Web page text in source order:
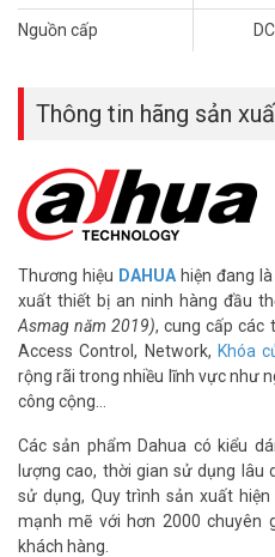
vào ban đêm, giúp bạn dễ dàng
Camera HDCVI DAHUA DH-HAC-
động ổn định ở cả trong nhà và
Ứng dụng lắp đặt phù
Camera DAHUA DH-HAC-
cho nhiều loại công trình nhờ
việt của nó. Dưới đây là một số
phù hợp:
– Nhà riêng, biệt thự: Camera
của bạn, bảo vệ gia đình và tài
– Căn hộ chung cư: Giám sát
vực chung khác, đảm bảo an ninh
– Cửa hàng, shop: Giám sát
viên, và bảo vệ tài sản khỏi trộm
– Văn phòng, công ty: Giám sát
Nguồn cấp
Thông tin hãng sản
Thương hiệu DAHUA hiện đang
xuất thiết bị an ninh hàng đầu
Asmag năm 2019), cung cấp các
Access Control, Network, Khóa
rộng rãi trong nhiều lĩnh vực như
công cộng…
Các sản phẩm Dahua có kiểu
lượng cao, thời gian sử dụng lâu
sử dụng, Quy trình sản xuất
mạnh mẽ với hơn 2000 chuyên
khách hàng.